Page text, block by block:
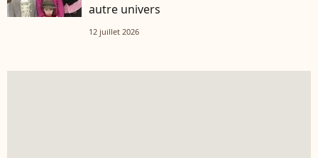
autre univers
12 juillet 2026